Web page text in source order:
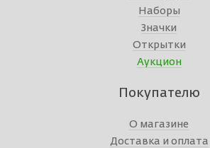
Наборы
Значки
Открытки
Аукцион
Покупателю
О магазине
Доставка и оплата